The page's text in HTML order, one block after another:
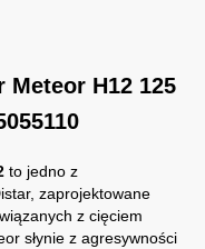
Meteor H12 125
to jedno z
zaprojektowane
z cięciem
słynie z agresywności